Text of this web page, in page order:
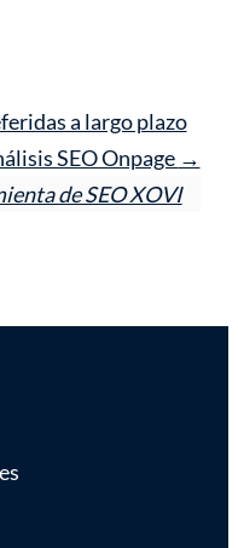
a largo plazo
SEO Onpage
de SEO XOVI